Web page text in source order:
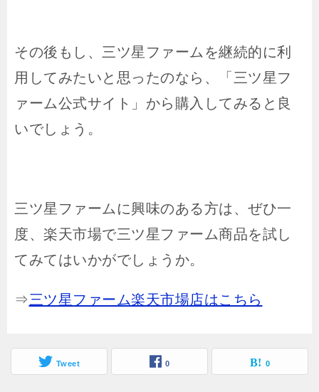
その後もし、三ツ星ファームを継続的に利
用してみたいと思ったのなら、「三ツ星フ
ァーム公式サイト」から購入してみると良
いでしょう。
三ツ星ファームに興味のある方は、ぜひ一
度、楽天市場で三ツ星ファーム商品を試し
てみてはいかがでしょうか。
⇒三ツ星ファーム楽天市場店はこちら
Tweet 0 0